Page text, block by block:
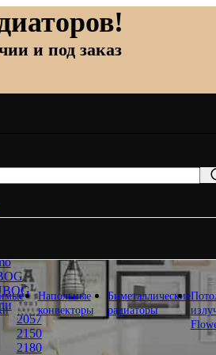
и под заказ
2057
2150
2180
Напольные
конвекторы
Биметаллические
радиаторы